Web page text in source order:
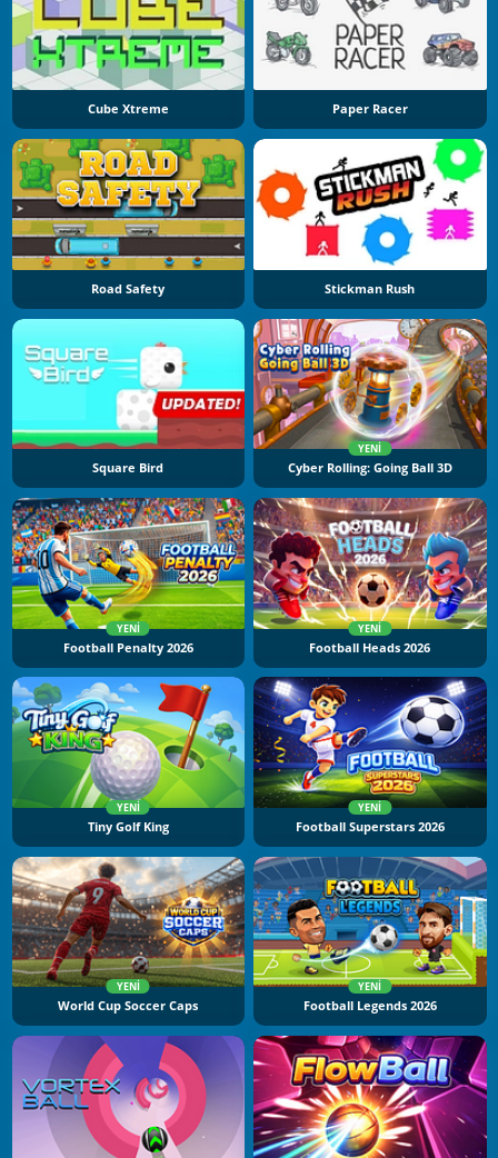
Cube Xtreme Paper Racer
Road Safety Stickman Rush
Square Bird
YENI
Cyber Rolling: Going Ball 3D
YENI
Football Penalty 2026
YENI
Football Heads 2026
YENI
Tiny Golf King
YENI
Football Superstars 2026
YENI
World Cup Soccer Caps
YENI
Football Legends 2026